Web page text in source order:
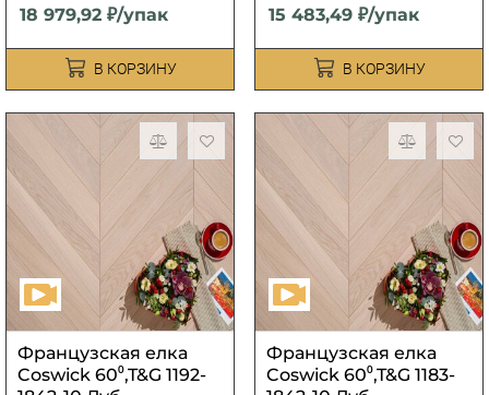
18 979,92 ₽/упак
В КОРЗИНУ
15 483,49 ₽/упак
В КОРЗИНУ
Французская елка
Coswick 60⁰,T&G 1192-
Французская елка
Coswick 60⁰,T&G 1183-